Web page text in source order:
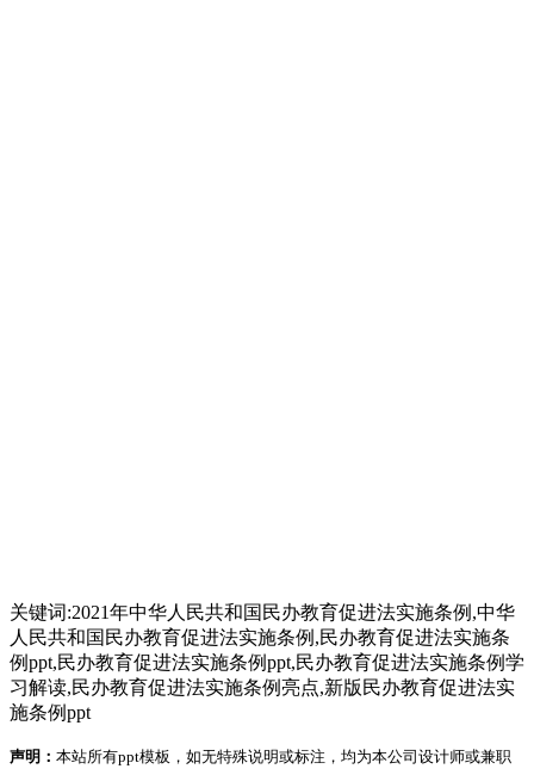
关键词:2021年中华人民共和国民办教育促进法实施条例,中华
人民共和国民办教育促进法实施条例,民办教育促进法实施条
例ppt,民办教育促进法实施条例ppt,民办教育促进法实施条例学
习解读,民办教育促进法实施条例亮点,新版民办教育促进法实
施条例ppt
声明： 本站所有ppt模板，如无特殊说明或标注，均为本公司设计师或兼职